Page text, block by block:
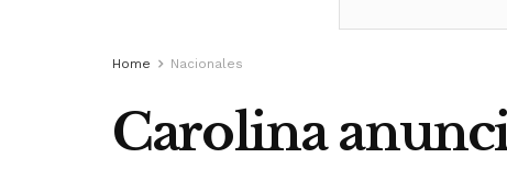
Home Nacionales
Carolina